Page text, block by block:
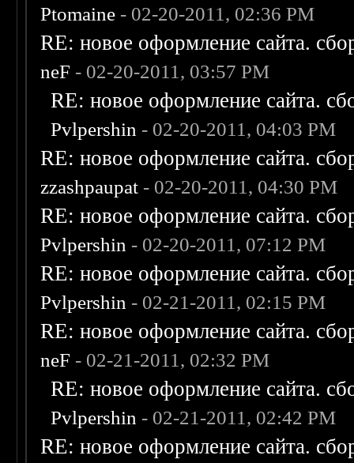
Ptomaine - 02-20-2011, 02:36 PM
RE: новое оформление сайта.
neF - 02-20-2011, 03:57 PM
RE: новое оформление сайта.
Pvlpershin - 02-20-2011, 04:03 PM
RE: новое оформление сайта.
zzashpaupat - 02-20-2011, 04:30 PM
RE: новое оформление сайта.
Pvlpershin - 02-20-2011, 07:12 PM
RE: новое оформление сайта.
Pvlpershin - 02-21-2011, 02:15 PM
RE: новое оформление сайта.
neF - 02-21-2011, 02:32 PM
RE: новое оформление сайта.
Pvlpershin - 02-21-2011, 02:42 PM
RE: новое оформление сайта.